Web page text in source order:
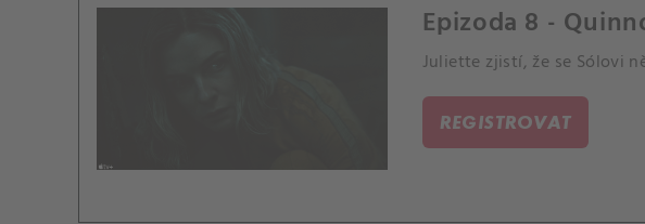
Epizoda 8 -
Juliette zjistí, že se Sólovi
REGISTROVAT